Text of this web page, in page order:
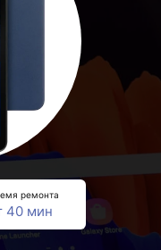
ремонта
40 мин